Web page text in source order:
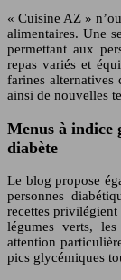
« Cuisine AZ »
alimentaires. Une
permettant aux
repas variés et
farines
ainsi de nouvelles
Menus à indice
diabète
Le blog propose
personnes
recettes
légumes verts,
attention
pics glycémiques